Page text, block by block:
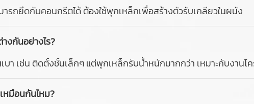
ารถยึดกับคอนกรีตได้ ต้องใช้พุกเหล็กเพื่อสร้างตัวรับเกลียวในผนัง
งกันอย่างไร?
า เช่น ติดตั้งชั้นเล็กๆ แต่พุกเหล็กรับน้ำหนักมากกว่า เหมาะกับงาน
หมือนกันไหม?